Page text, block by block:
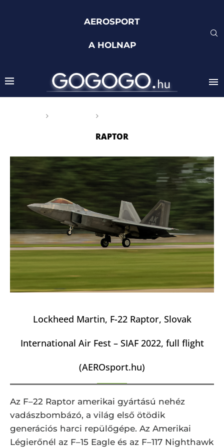
AEROSPORT
A HOLNAP
RAPTOR
Lockheed Martin, F-22 Raptor, Slovak
International Air Fest – SIAF 2022, full flight
(AEROsport.hu)
Az F–22 Raptor amerikai gyártású nehéz
vadászbombázó, a világ első ötödik
generációs harci repülőgépe. Az Amerikai
Légierőnél az F–15 Eagle és az F–117 Nighthawk